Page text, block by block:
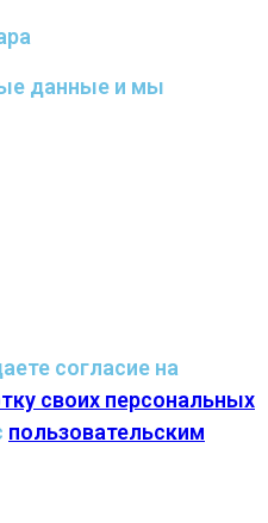
данные и мы
согласие на
своих персональных
пользовательским